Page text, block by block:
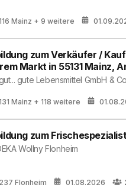
Mainz + 9 weitere
zum Verkäufer /
Markt in 55131 Mainz,
gute Lebensmittel GmbH &
Mainz + 118 weitere
zum
Wollny Flonheim
Flonheim 01.08.2026